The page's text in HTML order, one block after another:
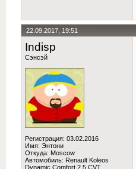
22.09.2017, 19:51
Indisp
Сэнсэй
Регистрация: 03.02.2016
Имя: Энтони
Откуда: Moscow
Автомобиль: Renault Koleos
Dynamic Comfort 2.5 CVT